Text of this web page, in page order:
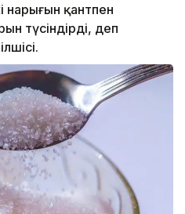
нарығын қантпен
түсіндірді, деп